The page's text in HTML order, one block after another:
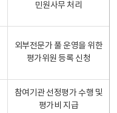
민원사무 처리
외부전문가 풀 운영을 위한
평가위원 등록 신청
참여기관 선정평가 수행 및
평가비 지급